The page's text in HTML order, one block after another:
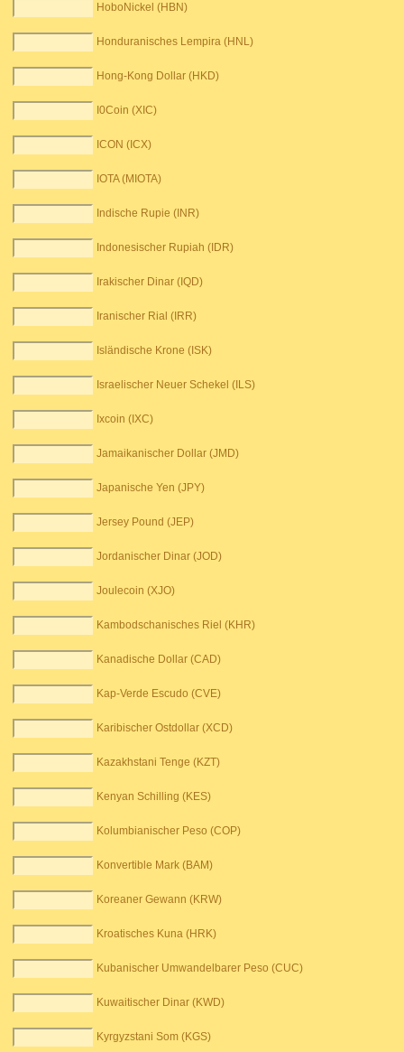
HoboNickel (HBN)
Honduranisches Lempira (HNL)
Hong-Kong Dollar (HKD)
I0Coin (XIC)
ICON (ICX)
IOTA (MIOTA)
Indische Rupie (INR)
Indonesischer Rupiah (IDR)
Irakischer Dinar (IQD)
Iranischer Rial (IRR)
Isländische Krone (ISK)
Israelischer Neuer Schekel (ILS)
Ixcoin (IXC)
Jamaikanischer Dollar (JMD)
Japanische Yen (JPY)
Jersey Pound (JEP)
Jordanischer Dinar (JOD)
Joulecoin (XJO)
Kambodschanisches Riel (KHR)
Kanadische Dollar (CAD)
Kap-Verde Escudo (CVE)
Karibischer Ostdollar (XCD)
Kazakhstani Tenge (KZT)
Kenyan Schilling (KES)
Kolumbianischer Peso (COP)
Konvertible Mark (BAM)
Koreaner Gewann (KRW)
Kroatisches Kuna (HRK)
Kubanischer Umwandelbarer Peso (CUC)
Kuwaitischer Dinar (KWD)
Kyrgyzstani Som (KGS)